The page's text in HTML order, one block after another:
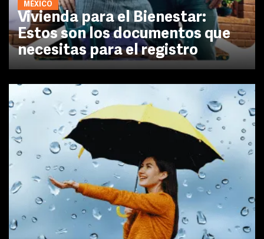
MÉXICO
Vivienda para el Bienestar:
Estos son los documentos que
necesitas para el registro